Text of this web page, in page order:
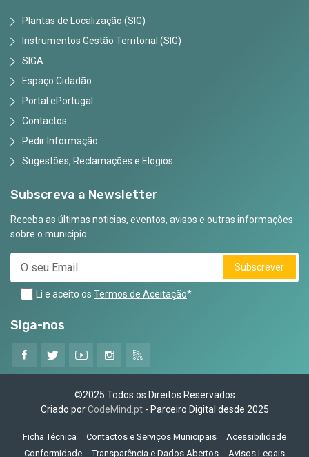
Plantas de Localização (SIG)
Instrumentos Gestão Territorial (SIG)
SIGA
Espaço Cidadão
Portal ePortugal
Contactos
Pedir Informação
Sugestões, Reclamações e Elogios
Subscreva a Newsletter
Receba as últimas noticias, eventos, avisos e outras informações
sobre o municipio.
Subscrever
Li e aceito os Termos de Aceitação*
Siga-nos
©2025 Todos os Direitos Reservados
Criado porCodeMind.pt- Parceiro Digital desde 2025
Ficha Técnica Contactos e Serviços Municipais
Acessibilidade
Conformidade
Transparência e Dados Abertos Avisos Legais